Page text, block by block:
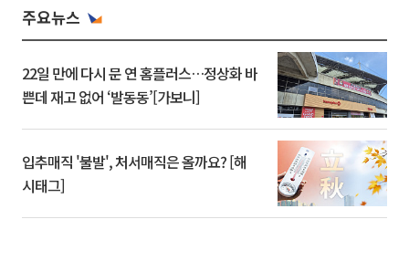
주요뉴스
22일 만에 다시 문 연 홈플러스…정상화 바
쁜데 재고 없어 ‘발동동’[가보니]
입추매직 '불발', 처서매직은 올까요? [해
시태그]